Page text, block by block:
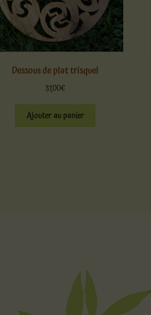
Dessous de plat trisquel
31,00€
Ajouter au panier